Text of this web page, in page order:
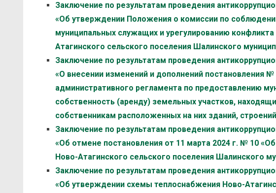
Заключение по результатам проведения
«Об утверждении Положения о комиссии по
муниципальных служащих и урегулированию
Атагинского сельского поселения Шалинского
Заключение по результатам проведения
«О внесении изменений и дополнений постановления
административного регламента по предоставлению
собственность (аренду) земельных участков,
собственникам расположенных на них зданий,
Заключение по результатам проведения
«Об отмене постановления от 11 марта 2024 г. № 10
Ново-Атагинского сельского поселения Шалинского
Заключение по результатам проведения
«Об утверждении схемы теплоснабжения Ново-